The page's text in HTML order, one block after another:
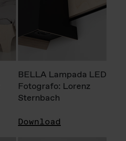
BELLA Lampada LED
Fotografo: Lorenz
Sternbach
Download